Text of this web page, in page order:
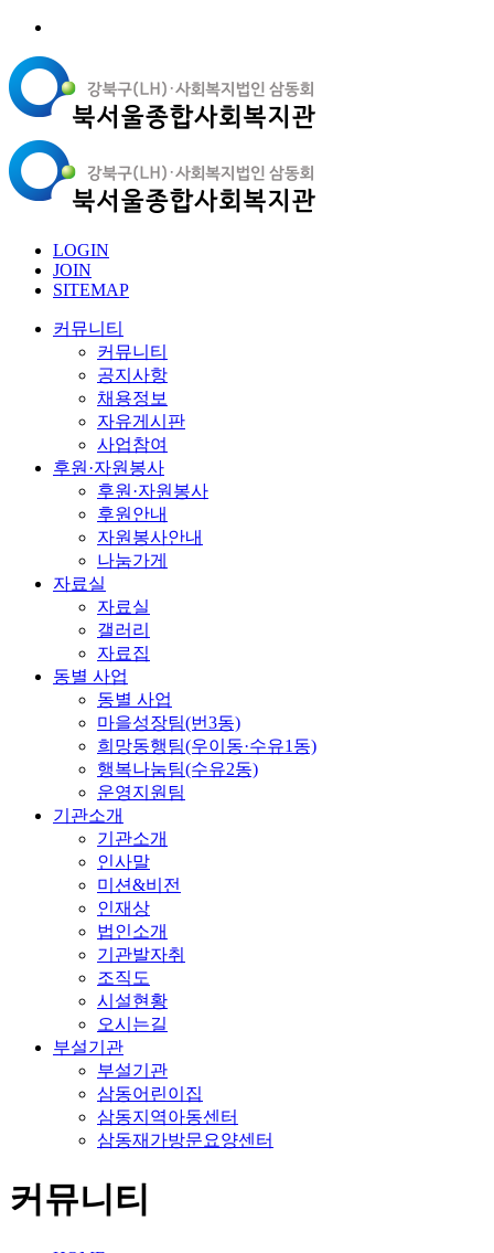
LOGIN
JOIN
SITEMAP
커뮤니티
커뮤니티
공지사항
채용정보
자유게시판
사업참여
후원·자원봉사
후원·자원봉사
후원안내
자원봉사안내
나눔가게
자료실
자료실
갤러리
자료집
동별 사업
동별 사업
마을성장팀(번3동)
희망동행팀(우이동·수유1동)
행복나눔팀(수유2동)
운영지원팀
기관소개
기관소개
인사말
미션&비전
인재상
법인소개
기관발자취
조직도
시설현황
오시는길
부설기관
부설기관
삼동어린이집
삼동지역아동센터
삼동재가방문요양센터
커뮤니티